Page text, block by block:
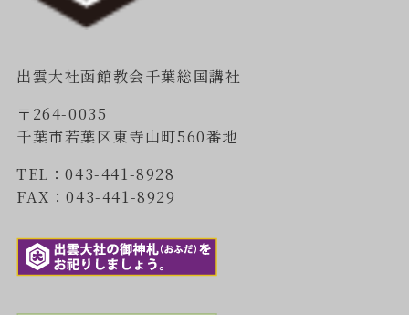
出雲大社函館教会千葉総国講社
〒264-0035
千葉市若葉区東寺山町560番地
TEL：043-441-8928
FAX：043-441-8929